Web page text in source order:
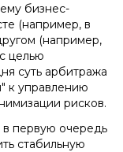
бизнес-
(например, в
(например,
целью
суть арбитража
к управлению
рисков.
первую очередь
стабильную